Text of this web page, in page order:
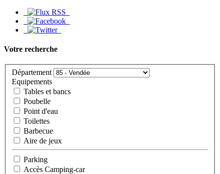
Votre recherche
Département
Equipements
Tables et bancs
Poubelle
Point d'eau
Toilettes
Barbecue
Aire de jeux
Parking
Accès Camping-car